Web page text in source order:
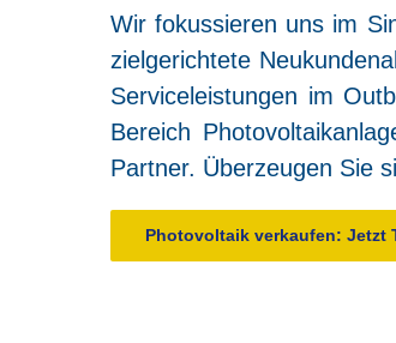
Wir fokus­sie­ren uns im
ziel­ge­rich­te­te
Ser­vice­leis­tun­gen im
Bereich
Part­ner. Über­zeu­gen Sie
Pho­to­vol­ta­ik ver­kau­fen: Jetzt